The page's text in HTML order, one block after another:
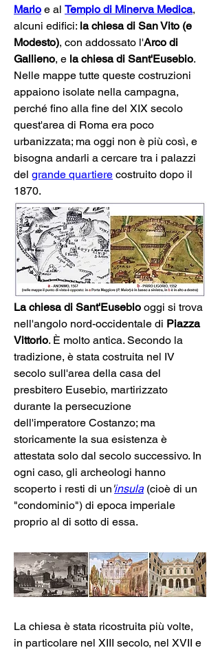
Mario e al Tempio di Minerva Medica,
alcuni edifici: la chiesa di San Vito (e
Modesto), con addossato l'Arco di
Gallieno, e la chiesa di Sant'Eusebio.
Nelle mappe tutte queste costruzioni
appaiono isolate nella campagna,
perché fino alla fine del XIX secolo
quest'area di Roma era poco
urbanizzata; ma oggi non è più così, e
bisogna andarli a cercare tra i palazzi
del grande quartiere costruito dopo il
1870.
La chiesa di Sant'Eusebio oggi si trova
nell'angolo nord-occidentale di Piazza
Vittorio. È molto antica. Secondo la
tradizione, è stata costruita nel IV
secolo sull'area della casa del
presbitero Eusebio, martirizzato
durante la persecuzione
dell'imperatore Costanzo; ma
storicamente la sua esistenza è
attestata solo dal secolo successivo. In
ogni caso, gli archeologi hanno
scoperto i resti di un insula (cioè di un
"condominio") di epoca imperiale
proprio al di sotto di essa.
La chiesa è stata ricostruita più volte,
in particolare nel XIII secolo, nel XVII e